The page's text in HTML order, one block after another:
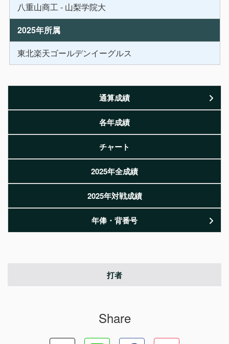
八重山商工 - 山梨学院大
2025年所属
東北楽天ゴールデンイーグルス
通算成績
各年成績
チャート
2025年全成績
2025年対戦成績
年俸・背番号
打者
Share